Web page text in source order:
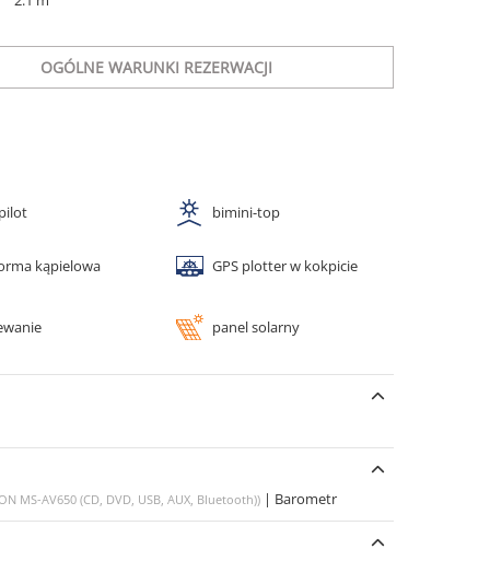
OGÓLNE WARUNKI REZERWACJI
bimini-top
kąpielowa GPS plotter w kokpicie
panel solarny
MS-AV650 (CD, DVD, USB, AUX, Bluetooth)) | Barometr